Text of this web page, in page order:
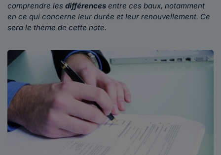
comprendre les différences entre ces baux, notamment
en ce qui concerne leur durée et leur renouvellement. Ce
sera le thème de cette note.